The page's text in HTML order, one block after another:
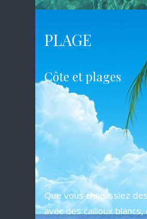
PLAGE
Côte et plages
Que vous choisissiez
avec des cailloux